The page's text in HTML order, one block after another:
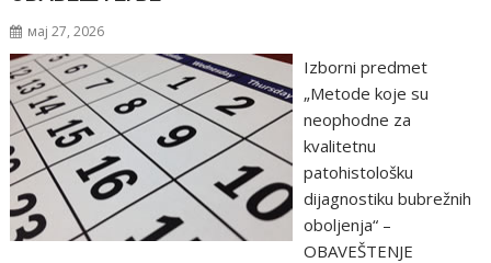
мај 27, 2026
Izborni predmet
„Metode koje su
neophodne za
kvalitetnu
patohistološku
dijagnostiku bubrežnih
oboljenja“ –
OBAVEŠTENJE